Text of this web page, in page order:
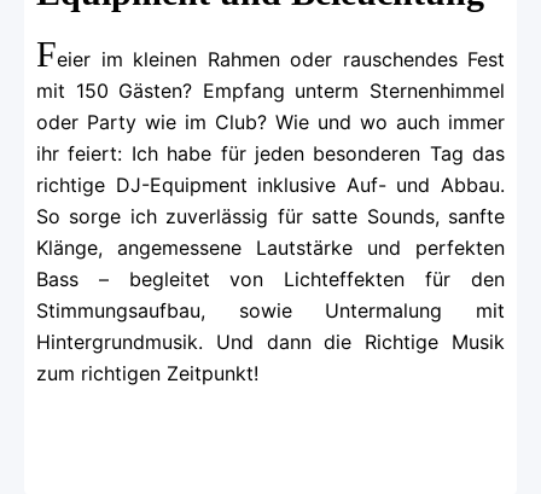
Feier im kleinen Rahmen oder rauschendes Fest
mit 150 Gästen? Empfang unterm Sternenhimmel
oder Party wie im Club? Wie und wo auch immer
ihr feiert: Ich habe für jeden besonderen Tag das
richtige DJ-Equipment inklusive Auf- und Abbau.
So sorge ich zuverlässig für satte Sounds, sanfte
Klänge, angemessene Lautstärke und perfekten
Bass – begleitet von Lichteffekten für den
Stimmungsaufbau, sowie Untermalung mit
Hintergrundmusik. Und dann die Richtige Musik
zum richtigen Zeitpunkt!